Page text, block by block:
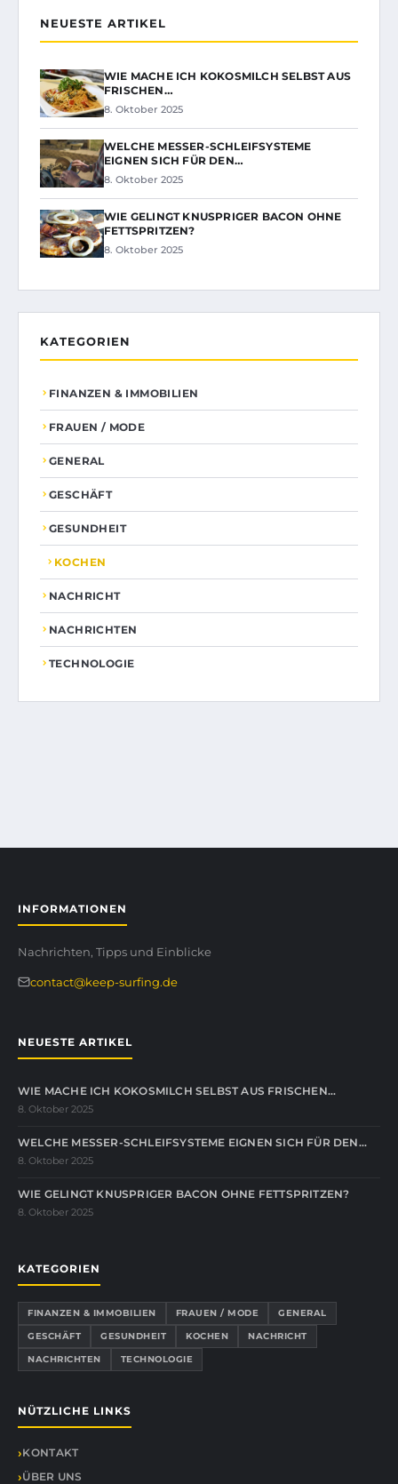
NEUESTE ARTIKEL
WIE MACHE ICH KOKOSMILCH SELBST AUS
FRISCHEN…
8. Oktober 2025
WELCHE MESSER-SCHLEIFSYSTEME
EIGNEN SICH FÜR DEN…
8. Oktober 2025
WIE GELINGT KNUSPRIGER BACON OHNE
FETTSPRITZEN?
8. Oktober 2025
KATEGORIEN
FINANZEN & IMMOBILIEN
FRAUEN / MODE
GENERAL
GESCHÄFT
GESUNDHEIT
KOCHEN
NACHRICHT
NACHRICHTEN
TECHNOLOGIE
INFORMATIONEN
Nachrichten, Tipps und Einblicke
contact@keep-surfing.de
NEUESTE ARTIKEL
WIE MACHE ICH KOKOSMILCH SELBST AUS FRISCHEN…
8. Oktober 2025
WELCHE MESSER-SCHLEIFSYSTEME EIGNEN SICH FÜR DEN…
8. Oktober 2025
WIE GELINGT KNUSPRIGER BACON OHNE FETTSPRITZEN?
8. Oktober 2025
KATEGORIEN
FINANZEN & IMMOBILIEN FRAUEN / MODE
GENERAL
GESCHÄFT
GESUNDHEIT KOCHEN
NACHRICHT
NACHRICHTEN
TECHNOLOGIE
NÜTZLICHE LINKS
KONTAKT
ÜBER UNS